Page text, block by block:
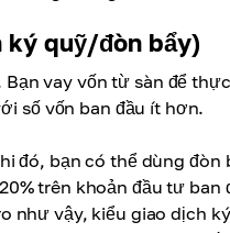
quỹ/đòn bẩy)
vay vốn từ sàn để
số vốn ban đầu ít hơn.
đó, bạn có thể dùng đòn
trên khoản đầu tư
như vậy, kiểu giao dịch